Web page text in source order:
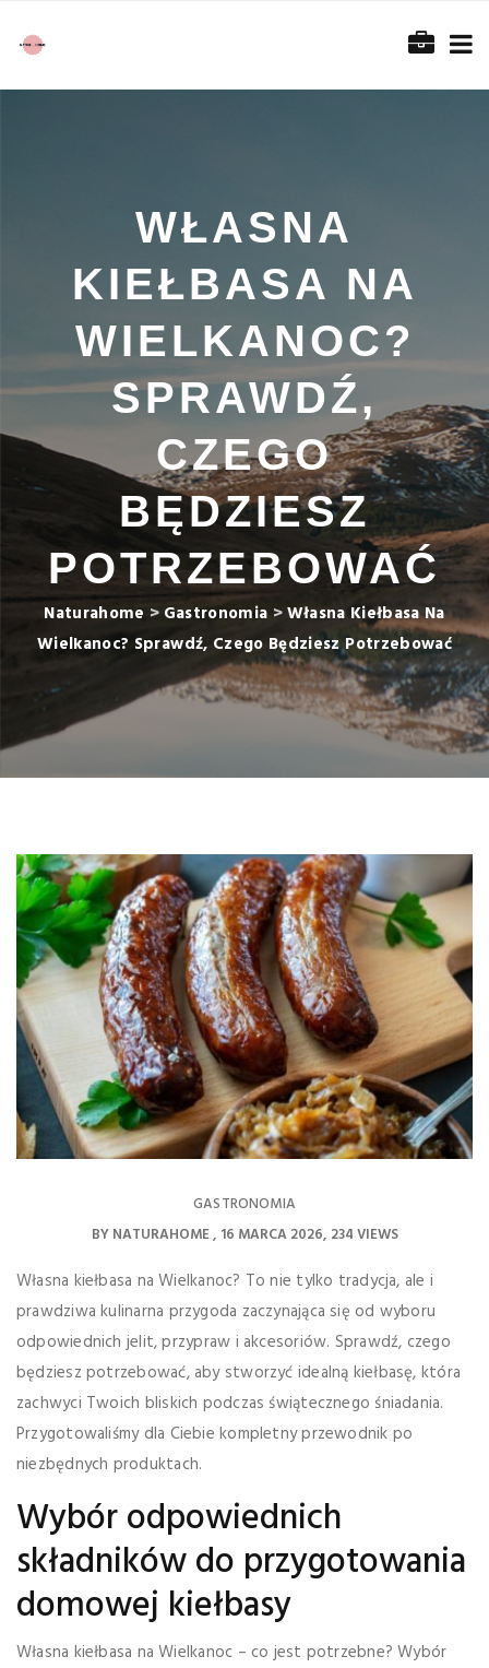
WŁASNA
KIEŁBASA NA
WIELKANOC?
SPRAWDŹ,
CZEGO
BĘDZIESZ
POTRZEBOWAĆ
Naturahome > Gastronomia >Własna Kiełbasa Na
Wielkanoc? Sprawdź, Czego Będziesz Potrzebować
GASTRONOMIA
BYNATURAHOME 16 MARCA 2026 234 VIEWS
Własna kiełbasa na Wielkanoc? To nie tylko tradycja, ale i
prawdziwa kulinarna przygoda zaczynająca się od wyboru
odpowiednich jelit, przypraw i akcesoriów. Sprawdź, czego
będziesz potrzebować, aby stworzyć idealną kiełbasę, która
zachwyci Twoich bliskich podczas świątecznego śniadania.
Przygotowaliśmy dla Ciebie kompletny przewodnik po
niezbędnych produktach.
Wybór odpowiednich
składników do przygotowania
domowej kiełbasy
Własna kiełbasa na Wielkanoc – co jest potrzebne? Wybór